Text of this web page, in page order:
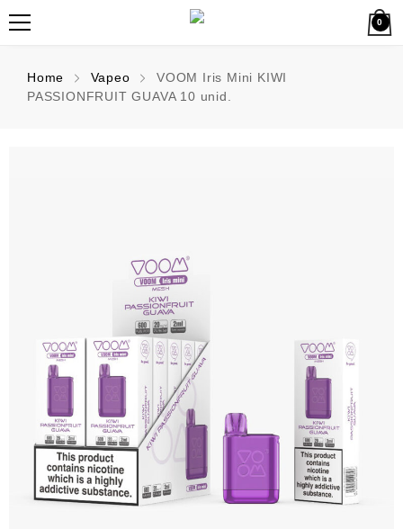
0
Home Vapeo
VOOM Iris Mini KIWI
PASSIONFRUIT GUAVA 10 unid.